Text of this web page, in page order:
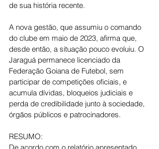
de sua história recente.
A nova gestão, que assumiu o comando
do clube em maio de 2023, afirma que,
desde então, a situação pouco evoluiu. O
Jaraguá permanece licenciado da
Federação Goiana de Futebol, sem
participar de competições oficiais, e
acumula dívidas, bloqueios judiciais e
perda de credibilidade junto à sociedade,
órgãos públicos e patrocinadores.
RESUMO: